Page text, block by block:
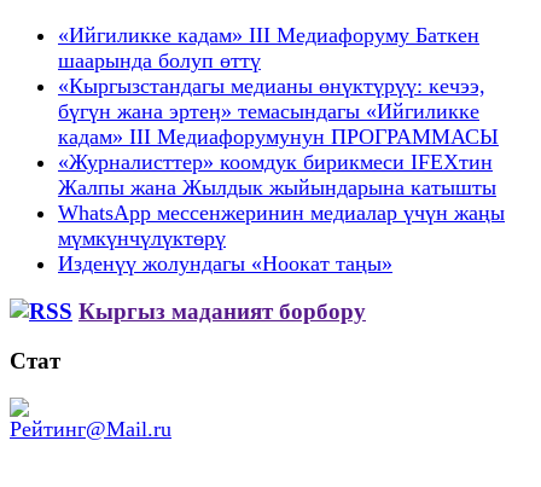
«Ийгиликке кадам» III Медиафоруму Баткен
шаарында болуп өттү
«Кыргызстандагы медианы өнүктүрүү: кечээ,
бүгүн жана эртеӊ» темасындагы «Ийгиликке
кадам» III Медиафорумунун ПРОГРАММАСЫ
«Журналисттер» коомдук бирикмеси IFEXтин
Жалпы жана Жылдык жыйындарына катышты
WhatsApp мессенжеринин медиалар үчүн жаңы
мүмкүнчүлүктөрү
Изденүү жолундагы «Ноокат таңы»
Кыргыз маданият борбору
Стат